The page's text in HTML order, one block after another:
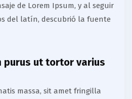
de Lorem Ipsum, y al seguir
del latín, descubrió la fuente
purus ut tortor varius
massa, sit amet fringilla